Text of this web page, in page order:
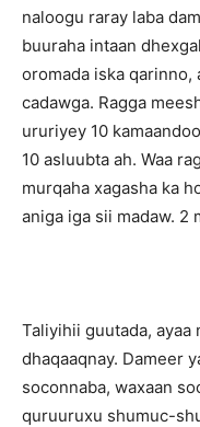
naloogu raray laba
buuraha intaan
oromada iska qarinno,
cadawga. Ragga
ururiyey 10
10 asluubta ah. Waa
murqaha xagasha ka
aniga iga sii madaw. 2
Taliyihii guutada, ayaa
dhaqaaqnay. Dameer
soconnaba, waxaan
quruuruxu shumuc-